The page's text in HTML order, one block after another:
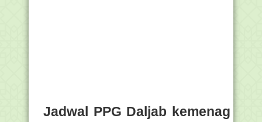
Jadwal PPG Daljab kemenag